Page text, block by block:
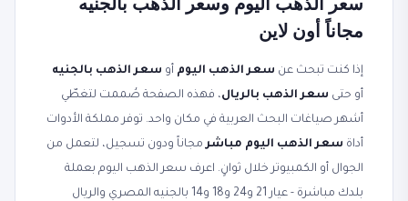
مجاناً أون لاين
إذا كنت تبحث عن سعر الذهب اليوم أو سعر الذهب بالجنيه
أو حتى سعر الذهب بالريال، فهذه الصفحة صُممت لتغطّي
أشهر صياغات البحث العربية في مكان واحد. توفر مملكة الأدوات
أداة سعر الذهب اليوم مباشرمجاناً ودون تسجيل، لتعمل من
الجوال أو الكمبيوتر خلال ثوانٍ. اعرف سعر الذهب اليوم بعملة
بلدك مباشرة - عيار 21 و24 و18 و14 بالجنيه المصري والريال